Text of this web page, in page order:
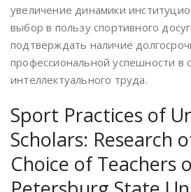
увеличение динамики
выбор в пользу спортивного
подтверждать наличие
профессиональной успешности в
интеллектуального труда.
Sport Practices of
Scholars: Research
Choice of Teachers